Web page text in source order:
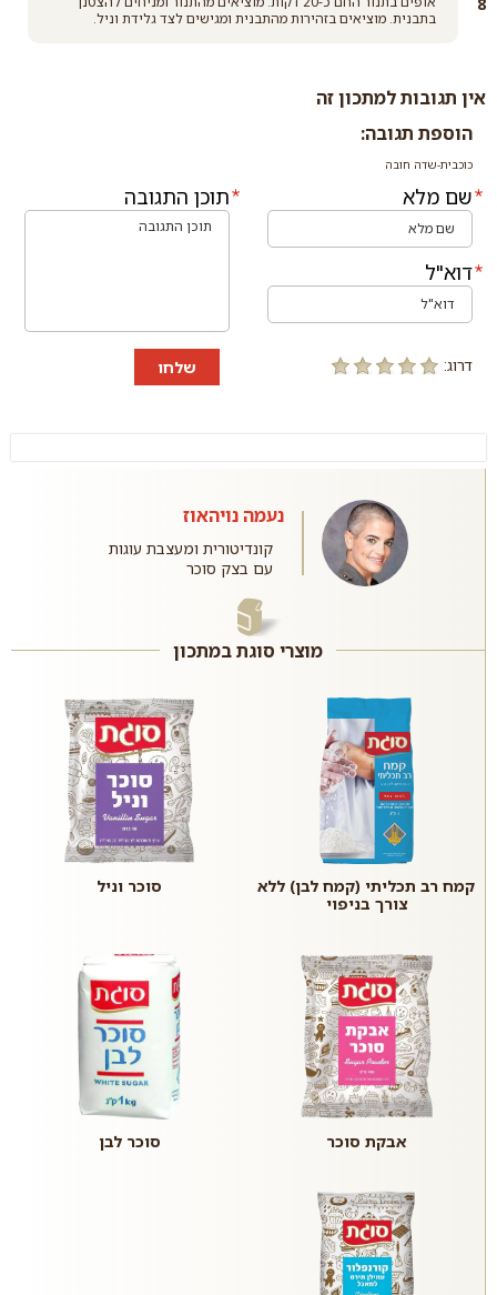
בתבנית. מוציאים בזהירות מהתבנית ומגישים לצד גלידת וניל.
אין תגובות למתכון זה
הוספת תגובה:
כוכבית-שדה חובה
שם מלא
דוא"ל
תוכן התגובה
דרוג: שלחו
נעמה נויהאוז
קונדיטורית ומעצבת עוגות
עם בצק סוכר
מוצרי סוגת במתכון
קמח רב תכליתי (קמח לבן) ללא
צורך בניפוי
סוכר וניל
אבקת סוכר סוכר לבן